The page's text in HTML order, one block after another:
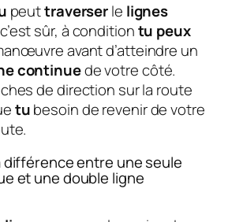
peuttraverserle lignes
c’est sûr, à conditiontu peux
avant d’atteindre un
continuede votre côté.
de direction sur la route
tubesoin de revenir de votre
différence entre une seule
et une double ligne